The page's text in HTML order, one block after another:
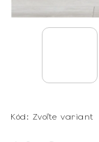
Kód: Zvoľte variant